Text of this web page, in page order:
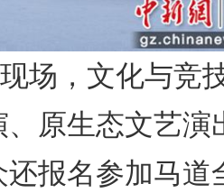
场，文化与竞
原生态文艺演
报名参加马道